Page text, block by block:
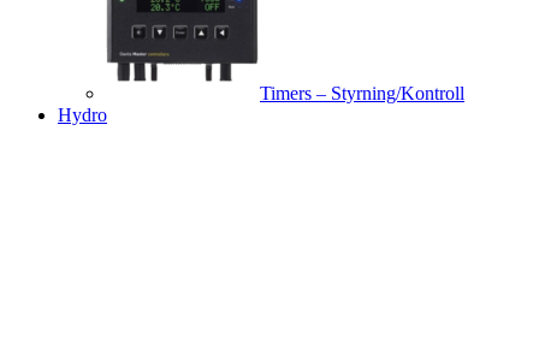
Timers – Styrning/Kontroll
Hydro